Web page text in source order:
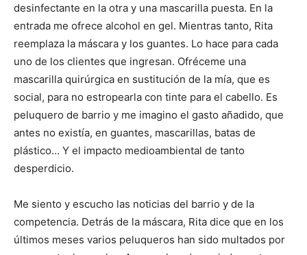
desinfectante en la otra y una mascarilla puesta. En la
entrada me ofrece alcohol en gel. Mientras tanto, Rita
reemplaza la máscara y los guantes. Lo hace para cada
uno de los clientes que ingresan. Ofréceme una
mascarilla quirúrgica en sustitución de la mía, que es
social, para no estropearla con tinte para el cabello. Es
peluquero de barrio y me imagino el gasto añadido, que
antes no existía, en guantes, mascarillas, batas de
plástico… Y el impacto medioambiental de tanto
desperdicio.
Me siento y escucho las noticias del barrio y de la
competencia. Detrás de la máscara, Rita dice que en los
últimos meses varios peluqueros han sido multados por